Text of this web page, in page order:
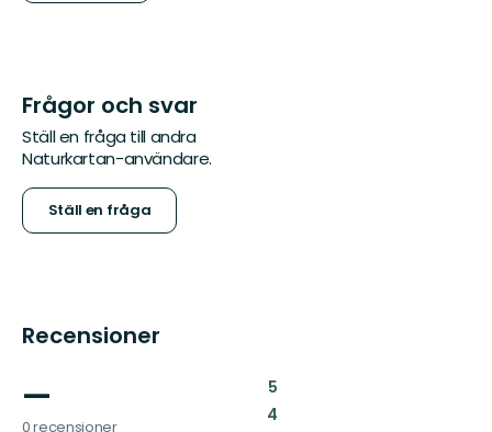
Frågor och svar
Ställ en fråga till andra
Naturkartan-användare.
Ställ en fråga
Recensioner
—
0 recensioner
5:
4: